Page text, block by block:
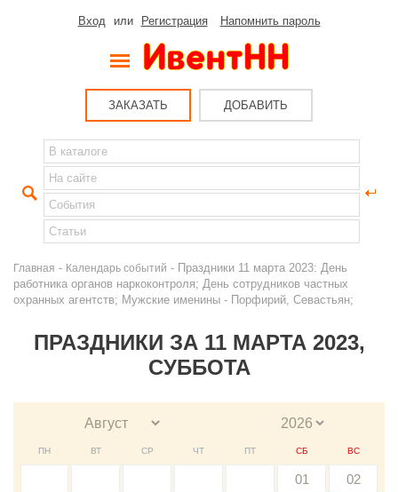
Вход или Регистрация Напомнить пароль
ЗАКАЗАТЬ ДОБАВИТЬ
Главная - Календарь событий - Праздники 11 марта 2023: День
работника органов наркоконтроля; День сотрудников частных
охранных агентств; Мужские именины - Порфирий, Севастьян;
ПРАЗДНИКИ ЗА 11 МАРТА 2023,
СУББОТА
ПН ВТ СР ЧТ ПТ СБ ВС
01 02